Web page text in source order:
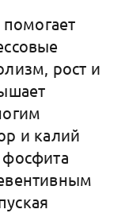
рост и
и калий